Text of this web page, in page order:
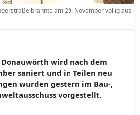
brannte am 29. November vollig aus.
Donauwörth wird nach dem
saniert und in Teilen neu
wurden gestern im Bau-,
vorgestellt.